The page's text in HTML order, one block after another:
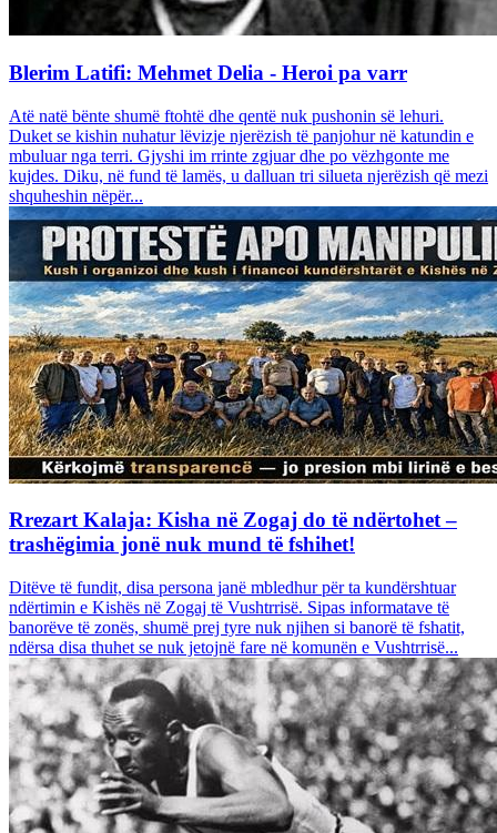
Blerim Latifi: Mehmet Delia - Heroi pa varr
Atë natë bënte shumë ftohtë dhe qentë nuk pushonin së lehuri.
Duket se kishin nuhatur lëvizje njerëzish të panjohur në katundin e
mbuluar nga terri. Gjyshi im rrinte zgjuar dhe po vëzhgonte me
kujdes. Diku, në fund të lamës, u dalluan tri silueta njerëzish që mezi
shquheshin nëpër...
Rrezart Kalaja: Kisha në Zogaj do të ndërtohet –
trashëgimia jonë nuk mund të fshihet!
Ditëve të fundit, disa persona janë mbledhur për ta kundërshtuar
ndërtimin e Kishës në Zogaj të Vushtrrisë. Sipas informatave të
banorëve të zonës, shumë prej tyre nuk njihen si banorë të fshatit,
ndërsa disa thuhet se nuk jetojnë fare në komunën e Vushtrrisë...